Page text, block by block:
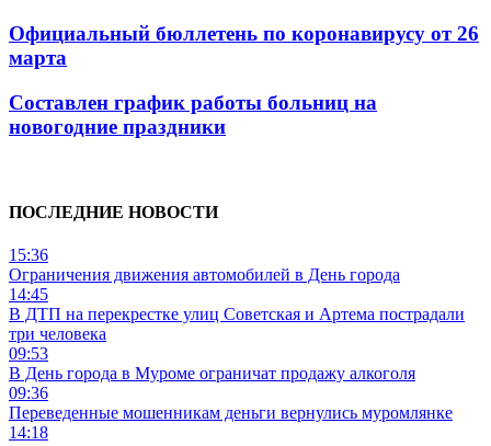
Официальный бюллетень по коронавирусу от 26
марта
Составлен график работы больниц на
новогодние праздники
ПОСЛЕДНИЕ НОВОСТИ
15:36
Ограничения движения автомобилей в День города
14:45
В ДТП на перекрестке улиц Советская и Артема пострадали
три человека
09:53
В День города в Муроме ограничат продажу алкоголя
09:36
Переведенные мошенникам деньги вернулись муромлянке
14:18